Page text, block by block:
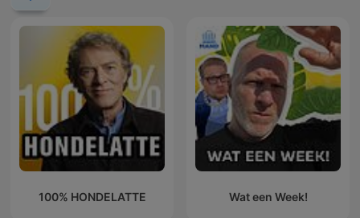
100% HONDELATTE Wat een Week!